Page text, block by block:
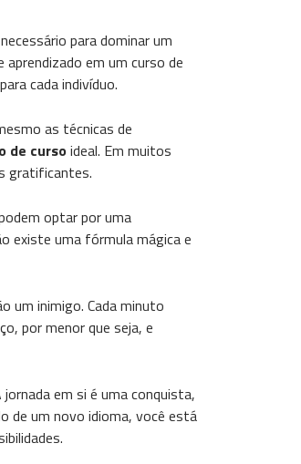
para dominar um
em um curso de
cada indivíduo.
as técnicas de
de cursoideal. Em muitos
gratificantes.
optar por uma
existe uma fórmula mágica e
um inimigo. Cada minuto
por menor que seja, e
em si é uma conquista,
de um novo idioma, você está